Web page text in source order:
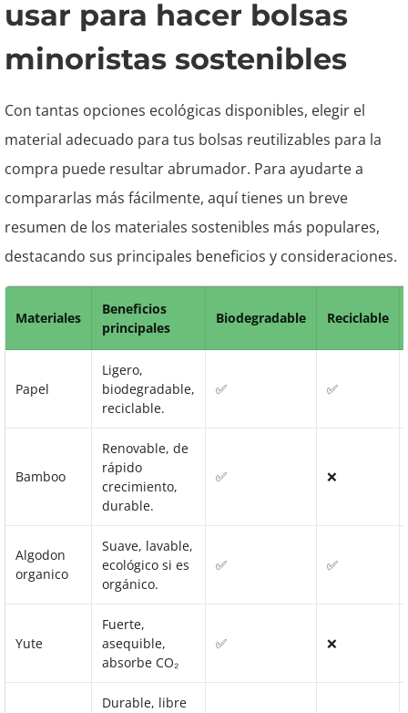
usar para hacer bolsas
minoristas sostenibles
Con tantas opciones ecológicas disponibles, elegir el
material adecuado para tus bolsas reutilizables para la
compra puede resultar abrumador. Para ayudarte a
compararlas más fácilmente, aquí tienes un breve
resumen de los materiales sostenibles más populares,
destacando sus principales beneficios y consideraciones.
Materiales
Beneficios
principales
Biodegradable Reciclable
Papel
Ligero,
biodegradable,
reciclable.
✅ ✅
Bamboo
Renovable, de
rápido
crecimiento,
durable.
✅ ❌
Algodon
organico
Suave, lavable,
ecológico si es
orgánico.
✅ ✅
Yute
Fuerte,
asequible,
absorbe CO₂
✅ ❌
Durable, libre